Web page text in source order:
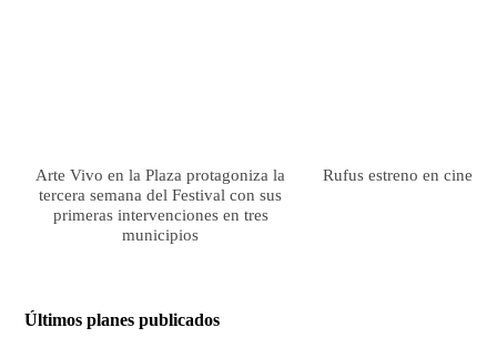
Arte Vivo en la Plaza protagoniza la
tercera semana del Festival con sus
primeras intervenciones en tres
municipios
Rufus estreno en cines
Últimos planes publicados